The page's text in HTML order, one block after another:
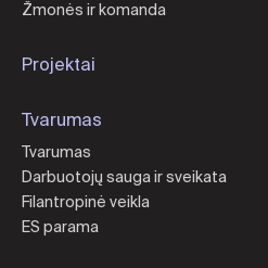
Žmonės ir komanda
Projektai
Tvarumas
Tvarumas
Darbuotojų sauga ir sveikata
Filantropinė veikla
ES parama